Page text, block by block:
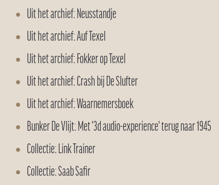
Uit het archief: Neusstandje
Uit het archief: Auf Texel
Uit het archief: Fokker op Texel
Uit het archief: Crash bij De Slufter
Uit het archief: Waarnemersboek
Bunker De Vlijt: Met '3d audio-experience' terug naar 1945
Collectie: Link Trainer
Collectie: Saab Safir